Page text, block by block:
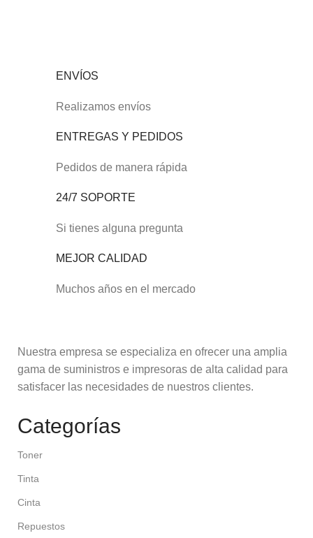
ENVÍOS
Realizamos envíos
ENTREGAS Y PEDIDOS
Pedidos de manera rápida
24/7 SOPORTE
Si tienes alguna pregunta
MEJOR CALIDAD
Muchos años en el mercado
Nuestra empresa se especializa en ofrecer una amplia
gama de suministros e impresoras de alta calidad para
satisfacer las necesidades de nuestros clientes.
Categorías
Toner
Tinta
Cinta
Repuestos